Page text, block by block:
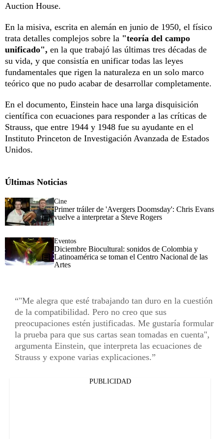
Auction House.
En la misiva, escrita en alemán en junio de 1950, el físico
trata detalles complejos sobre la "teoría del campo
unificado", en la que trabajó las últimas tres décadas de
su vida, y que consistía en unificar todas las leyes
fundamentales que rigen la naturaleza en un solo marco
teórico que no pudo acabar de desarrollar completamente.
En el documento, Einstein hace una larga disquisición
científica con ecuaciones para responder a las críticas de
Strauss, que entre 1944 y 1948 fue su ayudante en el
Instituto Princeton de Investigación Avanzada de Estados
Unidos.
Últimas Noticias
Cine
Primer tráiler de 'Avergers Doomsday': Chris Evans
vuelve a interpretar a Steve Rogers
Eventos
Diciembre Biocultural: sonidos de Colombia y
Latinoamérica se toman el Centro Nacional de las
Artes
"Me alegra que esté trabajando tan duro en la cuestión
de la compatibilidad. Pero no creo que sus
preocupaciones estén justificadas. Me gustaría formular
la prueba para que sus cartas sean tomadas en cuenta",
argumenta Einstein, que interpreta las ecuaciones de
Strauss y expone varias explicaciones.
PUBLICIDAD